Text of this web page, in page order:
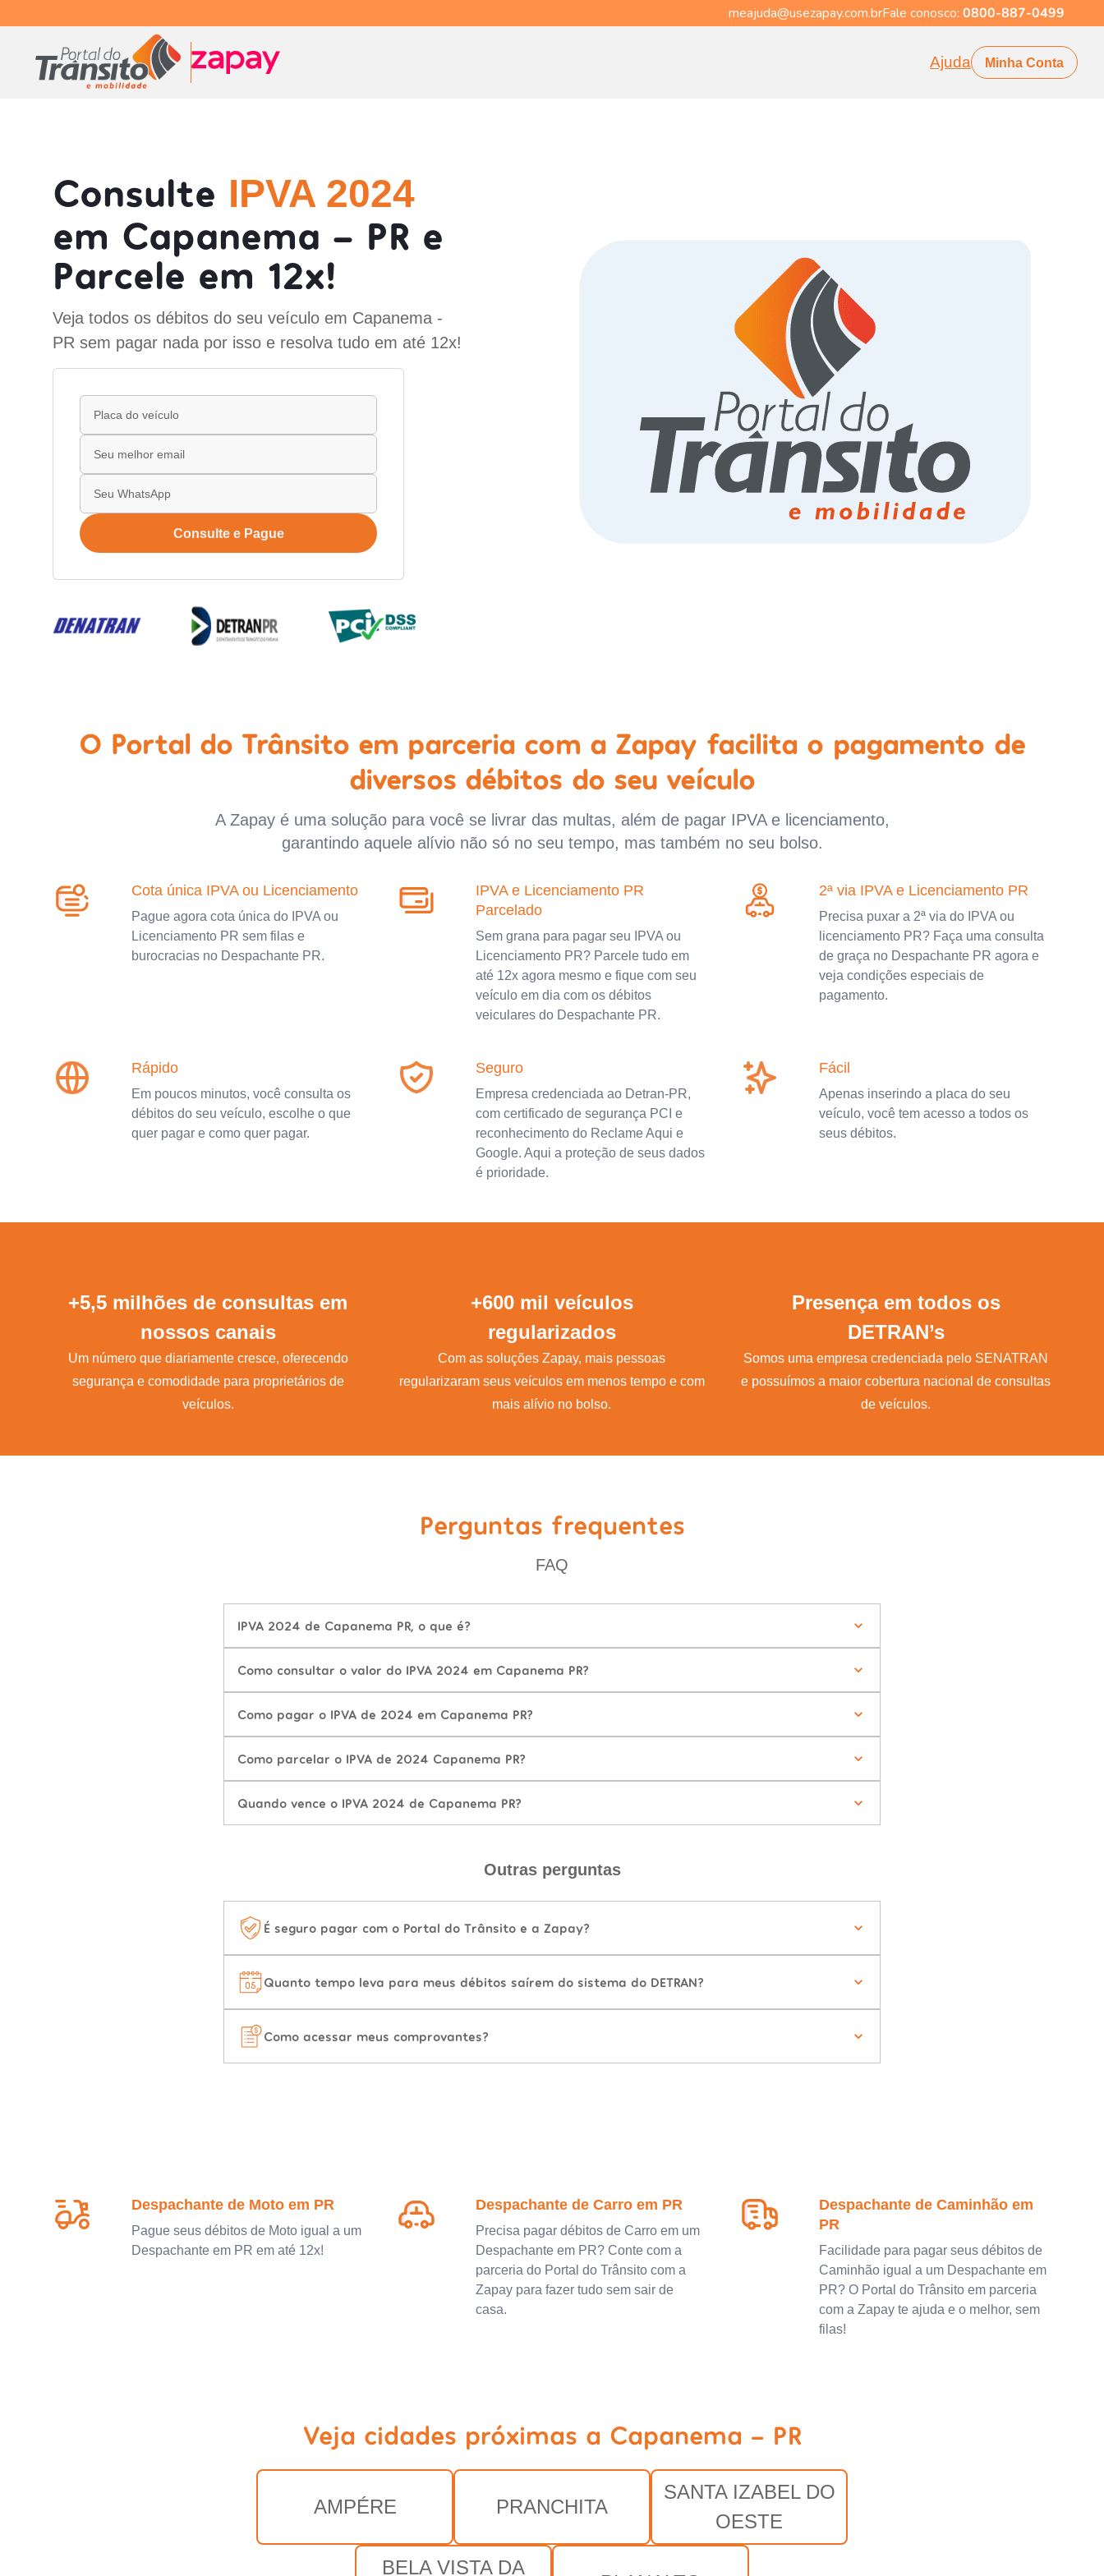
meajuda@usezapay.com.brFale conosco: 0800-887-0499
Ajuda Minha Conta
Consulte IPVA 2024
em Capanema - PR e
Parcele em 12x!
Veja todos os débitos do seu veículo em Capanema -
PR sem pagar nada por isso e resolva tudo em até 12x!
Consulte e Pague
O Portal do Trânsito em parceria com a Zapay facilita o pagamento de
diversos débitos do seu veículo
A Zapay é uma solução para você se livrar das multas, além de pagar IPVA e licenciamento,
garantindo aquele alívio não só no seu tempo, mas também no seu bolso.
Cota única IPVA ou Licenciamento
Pague agora cota única do IPVA ou
Licenciamento PR sem filas e
burocracias no Despachante PR.
IPVA e Licenciamento PR
Parcelado
Sem grana para pagar seu IPVA ou
Licenciamento PR? Parcele tudo em
até 12x agora mesmo e fique com seu
veículo em dia com os débitos
veiculares do Despachante PR.
2ª via IPVA e Licenciamento PR
Precisa puxar a 2ª via do IPVA ou
licenciamento PR? Faça uma consulta
de graça no Despachante PR agora e
veja condições especiais de
pagamento.
Rápido
Em poucos minutos, você consulta os
débitos do seu veículo, escolhe o que
quer pagar e como quer pagar.
Seguro
Empresa credenciada ao Detran-PR,
com certificado de segurança PCI e
reconhecimento do Reclame Aqui e
Google. Aqui a proteção de seus dados
é prioridade.
Fácil
Apenas inserindo a placa do seu
veículo, você tem acesso a todos os
seus débitos.
+5,5 milhões de consultas em
nossos canais
Um número que diariamente cresce, oferecendo
segurança e comodidade para proprietários de
veículos.
+600 mil veículos
regularizados
Com as soluções Zapay, mais pessoas
regularizaram seus veículos em menos tempo e com
mais alívio no bolso.
Presença em todos os
DETRAN’s
Somos uma empresa credenciada pelo SENATRAN
e possuímos a maior cobertura nacional de consultas
de veículos.
Perguntas frequentes
FAQ
IPVA 2024 de Capanema PR, o que é?
Como consultar o valor do IPVA 2024 em Capanema PR?
Como pagar o IPVA de 2024 em Capanema PR?
Como parcelar o IPVA de 2024 Capanema PR?
Quando vence o IPVA 2024 de Capanema PR?
Outras perguntas
É seguro pagar com o Portal do Trânsito e a Zapay?
Quanto tempo leva para meus débitos saírem do sistema do DETRAN?
Como acessar meus comprovantes?
Despachante de Moto em PR
Pague seus débitos de Moto igual a um
Despachante em PR em até 12x!
Despachante de Carro em PR
Precisa pagar débitos de Carro em um
Despachante em PR? Conte com a
parceria do Portal do Trânsito com a
Zapay para fazer tudo sem sair de
casa.
Despachante de Caminhão em
PR
Facilidade para pagar seus débitos de
Caminhão igual a um Despachante em
PR? O Portal do Trânsito em parceria
com a Zapay te ajuda e o melhor, sem
filas!
Veja cidades próximas a Capanema - PR
AMPÉRE PRANCHITA
SANTA IZABEL DO
OESTE
BELA VISTA DA